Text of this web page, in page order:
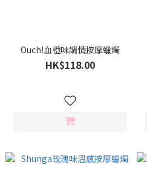
Ouch!血橙味調情按摩蠟燭
HK$118.00